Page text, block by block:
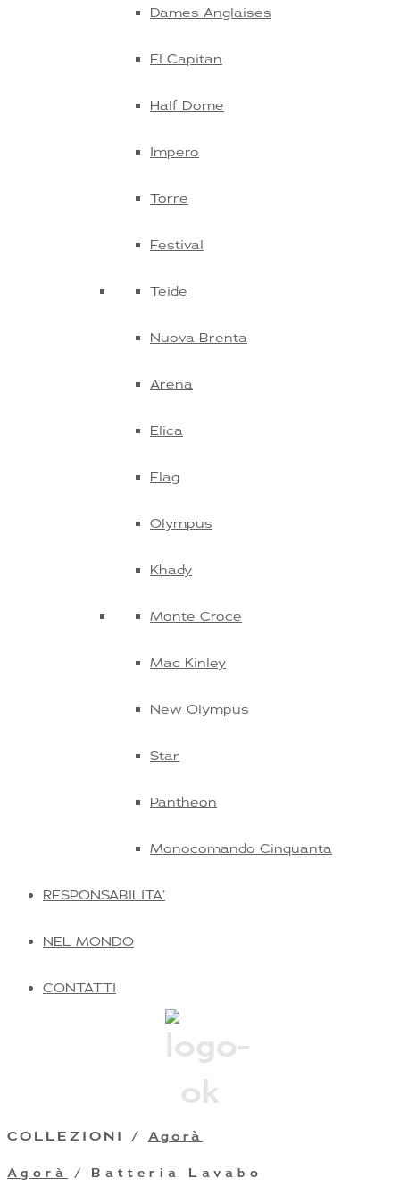
Dames Anglaises
El Capitan
Half Dome
Impero
Torre
Festival
Teide
Nuova Brenta
Arena
Elica
Flag
Olympus
Khady
Monte Croce
Mac Kinley
New Olympus
Star
Pantheon
Monocomando Cinquanta
RESPONSABILITA’
NEL MONDO
CONTATTI
COLLEZIONI / Agorà
Agorà / Batteria Lavabo